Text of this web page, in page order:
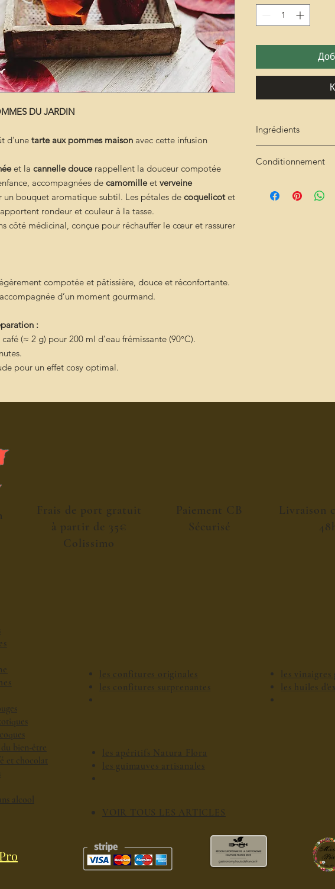
DU JARDIN
d’une tarte aux pommes maison avec cette infusion
et la cannelle doucerappellent la douceur compotée
accompagnées de camomilleet verveine
bouquet aromatique subtil. Les pétales de coquelicotet
rondeur et couleur à la tasse.
côté médicinal, conçue pour réchauffer le cœur et rassurer
compotée et pâtissière, douce et réconfortante.
d’un moment gourmand.
:
(≈ 2 g) pour 200 ml d’eau frémissante (90°C).
pour un effet cosy optimal.
Ingrédients
Cannelle douce
Hibiscus léger→
Camomille
→
Conditionnement
Frais de port gratuit
à partir de 35€
Colissimo
Paiement CB
Sécurisé
Livraison
bien-être
et chocolat
alcool
les confitures originales
les confitures surprenantes
les apéritifs Natura Flora
les guimauves artisanales
VOIR TOUS LES ARTICLES
les vinaigres
les huiles